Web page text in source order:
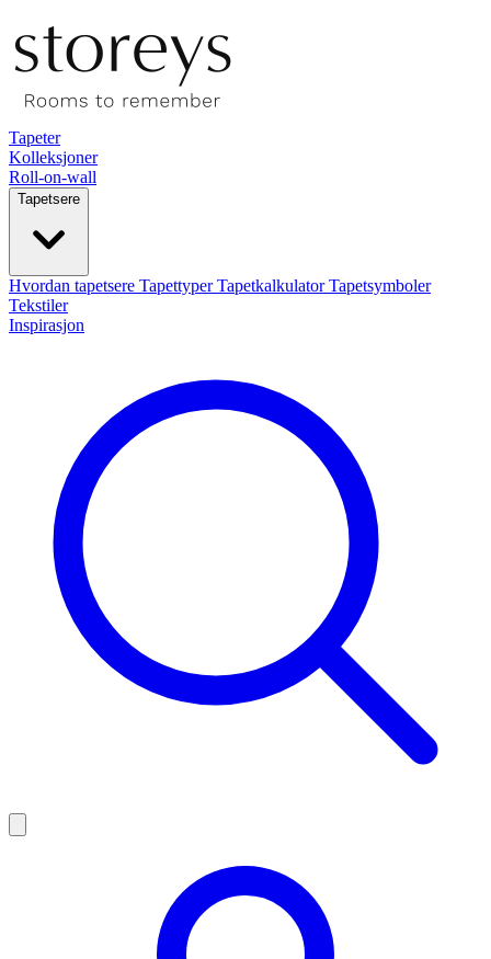
Tapeter
Kolleksjoner
Roll-on-wall
Tapetsere
Hvordan tapetsere TapettyperTapetkalkulatorTapetsymboler
Tekstiler
Inspirasjon